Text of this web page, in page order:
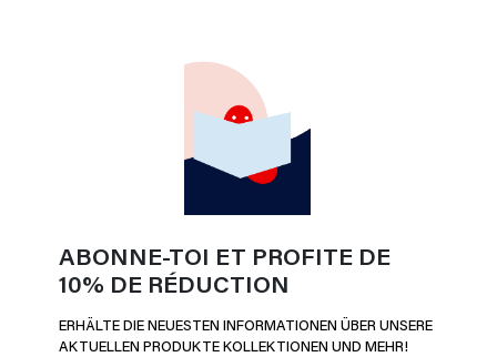
ABONNE-TOI ET PROFITE DE
10% DE RÉDUCTION
ERHÄLTE DIE NEUESTEN INFORMATIONEN ÜBER UNSERE
AKTUELLEN PRODUKTE KOLLEKTIONEN UND MEHR!